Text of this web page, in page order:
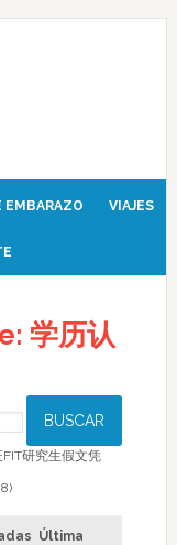
EMBARAZO VIAJES
学历认
研究生假文凭
Última